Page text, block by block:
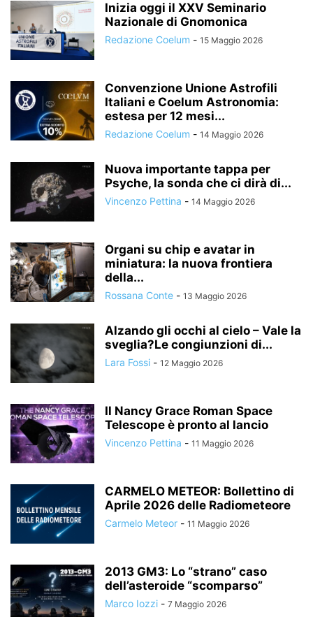
Inizia oggi il XXV Seminario
Nazionale di Gnomonica
Redazione Coelum - 15 Maggio 2026
Convenzione Unione Astrofili
Italiani e Coelum Astronomia:
estesa per 12 mesi...
Redazione Coelum - 14 Maggio 2026
Nuova importante tappa per
Psyche, la sonda che ci dirà di...
Vincenzo Pettina - 14 Maggio 2026
Organi su chip e avatar in
miniatura: la nuova frontiera
della...
Rossana Conte - 13 Maggio 2026
Alzando gli occhi al cielo – Vale la
sveglia?Le congiunzioni di...
Lara Fossi - 12 Maggio 2026
Il Nancy Grace Roman Space
Telescope è pronto al lancio
Vincenzo Pettina - 11 Maggio 2026
CARMELO METEOR: Bollettino di
Aprile 2026 delle Radiometeore
Carmelo Meteor - 11 Maggio 2026
2013 GM3: Lo “strano” caso
dell’asteroide “scomparso”
Marco Iozzi - 7 Maggio 2026